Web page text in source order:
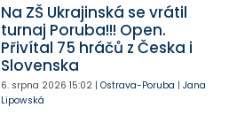
Na ZŠ Ukrajinská se vrátil
turnaj Poruba!!! Open.
Přivítal 75 hráčů z Česka i
Slovenska
6. srpna 2026 15:02| Ostrava-Poruba | Jana
Lipowská